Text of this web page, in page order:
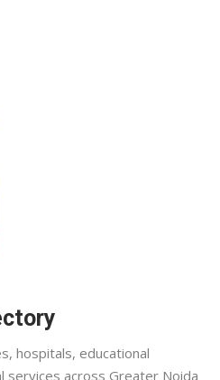
hospitals, educational
services across Greater Noida